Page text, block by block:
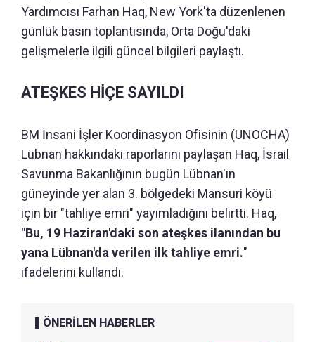
Yardımcısı Farhan Haq, New York'ta düzenlenen
günlük basın toplantısında, Orta Doğu'daki
gelişmelerle ilgili güncel bilgileri paylaştı.
ATEŞKES HİÇE SAYILDI
BM İnsani İşler Koordinasyon Ofisinin (UNOCHA)
Lübnan hakkındaki raporlarını paylaşan Haq, İsrail
Savunma Bakanlığının bugün Lübnan'ın
güneyinde yer alan 3. bölgedeki Mansuri köyü
için bir "tahliye emri" yayımladığını belirtti. Haq,
"Bu, 19 Haziran'daki son ateşkes ilanından bu
yana Lübnan'da verilen ilk tahliye emri."
ifadelerini kullandı.
ÖNERİLEN HABERLER